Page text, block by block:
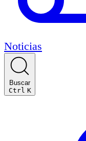
Noticias
Buscar
Ctrl K